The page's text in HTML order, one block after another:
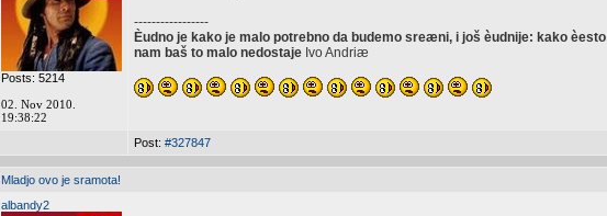
Posts: 5214
02. Nov 2010.
19:38:22
-----------------
Èudno je kako je malo potrebno da budemo sreæni, i još èudnije: kako èesto
nam baš to malo nedostaje Ivo Andriæ
Post: #327847
Mladjo ovo je sramota!
albandy2